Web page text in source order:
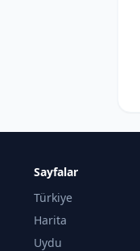
Sayfalar
Türkiye
Harita
Uydu